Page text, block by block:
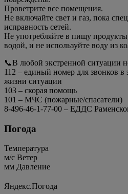
Проветрите все помещения.
Не включайте свет и газ, пока
исправность сетей.
Не употребляйте в пищу
водой, и не используйте воду из
📞В любой экстренной ситуации
112 – единый номер для звонков в
жизни ситуации
103 – скорая помощь
101 – МЧС (пожарные/спасатели)
8-496-46-1-77-00 – ЕДДС
Погода
Температура
м/c Ветер
мм Давление
Яндекс.Погода